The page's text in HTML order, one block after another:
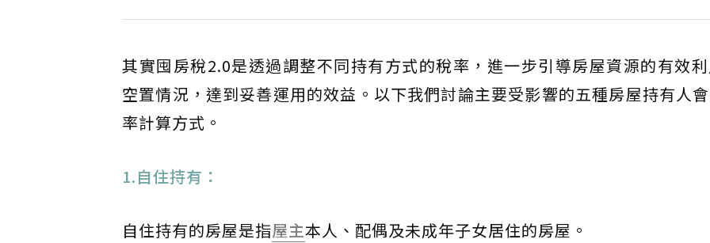
其實囤房稅2.0是透過調整不同持有方式的稅率，進一步引導房屋資源的有效
空置情況，達到妥善運用的效益。以下我們討論主要受影響的五種房屋持有人
率計算方式。
1.自住持有：
自住持有的房屋是指屋主本人、配偶及未成年子女居住的房屋。